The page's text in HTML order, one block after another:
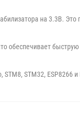
на 3.3В.
обеспечивает
STM32,